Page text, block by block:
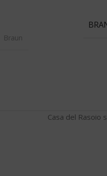
Braun
Casa del Rasoio